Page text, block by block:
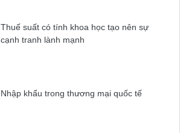
Thuế suất có tính khoa học tạo nên sự
cạnh tranh lành mạnh
Nhập khẩu trong thương mại quốc tế